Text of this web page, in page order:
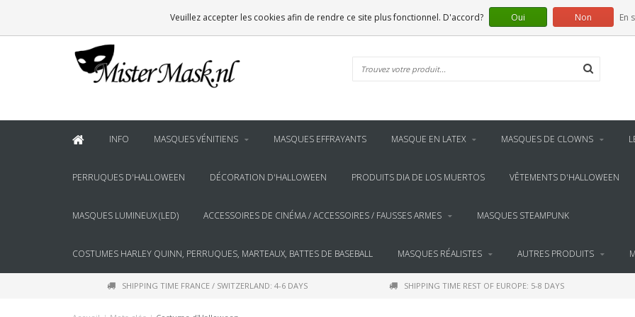
GRATIS BEZORGING
INFO MASQUES VÉNITIENS MASQUES EFFRAYANTS MASQUE EN LATEX MASQUES DE CLOWNS
PERRUQUES D'HALLOWEEN DÉCORATION D'HALLOWEEN PRODUITS DIA DE LOS MUERTOS VÊTEMENTS D'HALLOWEEN
MASQUES LUMINEUX (LED) ACCESSOIRES DE CINÉMA / ACCESSOIRES / FAUSSES ARMES MASQUES STEAMPUNK
COSTUMES HARLEY QUINN, PERRUQUES, MARTEAUX, BATTES DE BASEBALL MASQUES RÉALISTES AUTRES PRODUITS
SHIPPING TIME FRANCE / SWITZERLAND: 4-6 DAYS SHIPPING TIME REST OF EUROPE: 5-8 DAYS
Veuillez accepter les cookies afin de rendre ce site plus fonctionnel. D'accord? Oui Non En